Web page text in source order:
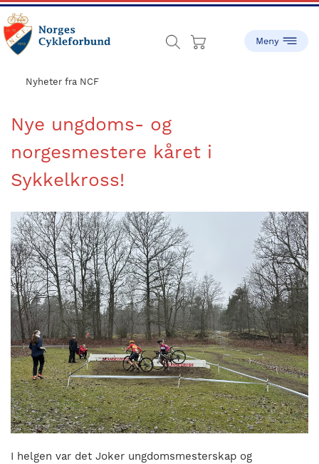
Skip
to
main
content
Skip
to
footer
Cykleforbund
stiftet
1910,
har
fra
være
en
liten
idrett
nasjonalt
til
bli
en
folkesport.
Nyheter fra NCF
Nye ungdoms- og
norgesmestere kåret i
Sykkelkross!
I helgen var det Joker ungdomsmesterskap og